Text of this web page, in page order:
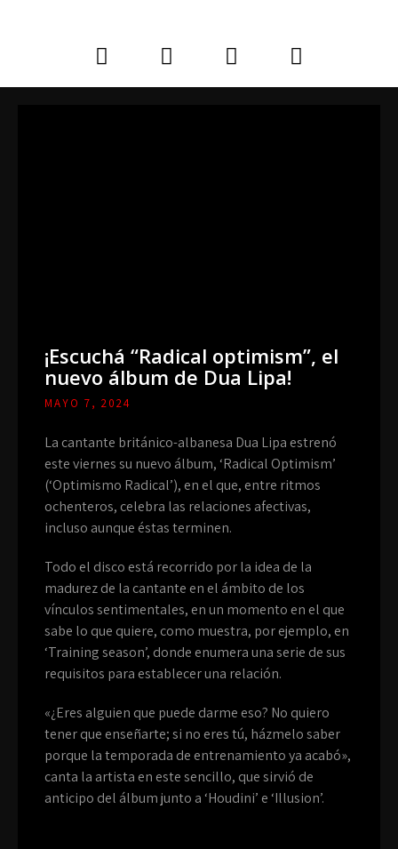
¡Escuchá “Radical optimism”, el
nuevo álbum de Dua Lipa!
MAYO 7, 2024
La cantante británico-albanesa Dua Lipa estrenó
este viernes su nuevo álbum, ‘Radical Optimism’
(‘Optimismo Radical’), en el que, entre ritmos
ochenteros, celebra las relaciones afectivas,
incluso aunque éstas terminen.
Todo el disco está recorrido por la idea de la
madurez de la cantante en el ámbito de los
vínculos sentimentales, en un momento en el que
sabe lo que quiere, como muestra, por ejemplo, en
‘Training season’, donde enumera una serie de sus
requisitos para establecer una relación.
«¿Eres alguien que puede darme eso? No quiero
tener que enseñarte; si no eres tú, házmelo saber
porque la temporada de entrenamiento ya acabó»,
canta la artista en este sencillo, que sirvió de
anticipo del álbum junto a ‘Houdini’ e ‘Illusion’.